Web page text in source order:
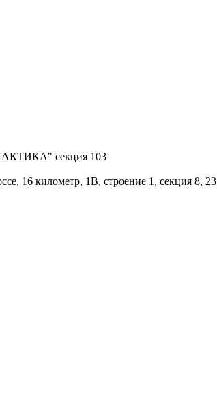
секция 103
16 километр, 1В, строение 1, секция 8, 23